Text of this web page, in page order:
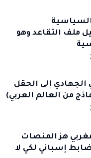
ملف التقاعد وهو
إلى الحقل
من العالم العربي)
هز المنصات
إسباني لكي لا